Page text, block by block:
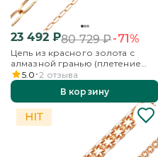
23 492₽80 729₽-71%
Цепь из красного золота с
алмазной гранью (плетение
«Панцирное Бильбао»)
5.0 2 отзыва
В корзину